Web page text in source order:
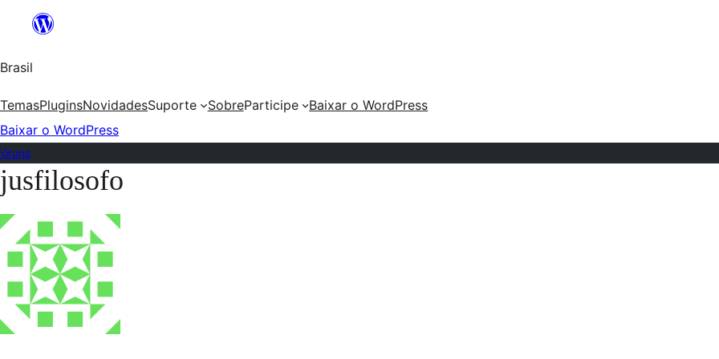
o
conteúdo
Brasil
TemasPluginsNovidadesSuporte SobreParticipe
Baixar o WordPress
Baixar o WordPress
Pular
para
o
conteúdo
jusfilosofo